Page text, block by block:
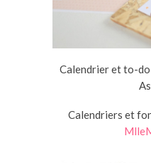
Calendrier et to-
Calendriers et